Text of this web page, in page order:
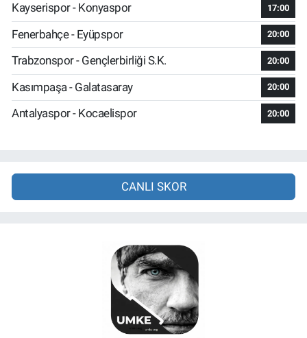
Kayserispor - Konyaspor
17:00
Fenerbahçe - Eyüpspor 20:00
Trabzonspor - Gençlerbirliği S.K. 20:00
Kasımpaşa - Galatasaray 20:00
Antalyaspor - Kocaelispor 20:00
CANLI SKOR